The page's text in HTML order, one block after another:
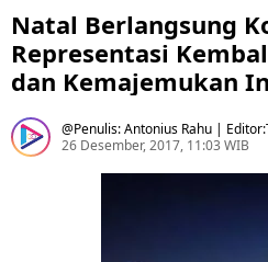
Natal Berlangsung
Representasi
dan Kemajemukan
Penulis: Antonius Rahu |
26 Desember, 2017, 11:03 WIB